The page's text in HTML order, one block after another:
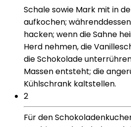
Schale sowie Mark mit in
aufkochen;
hacken; wenn die Sahne
Herd nehmen, die
die Schokolade
Massen entsteht; die
Kühlschrank kaltstellen.
2
Für den